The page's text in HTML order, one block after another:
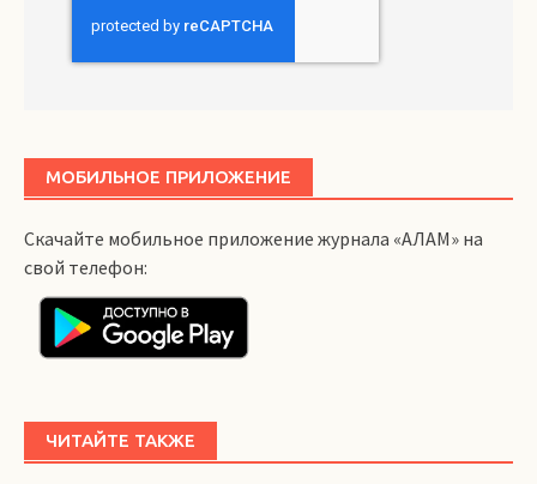
МОБИЛЬНОЕ ПРИЛОЖЕНИЕ
Скачайте мобильное приложение журнала «АЛАМ» на
свой телефон:
ЧИТАЙТЕ ТАКЖЕ